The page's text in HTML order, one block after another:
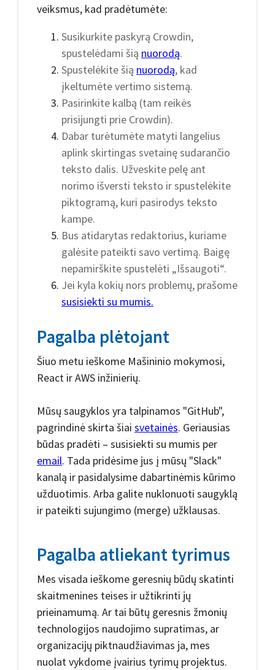
veiksmus, kad pradėtumėte:
Susikurkite paskyrą Crowdin,
spustelėdami šią nuorodą.
Spustelėkite šią nuorodą, kad
įkeltumėte vertimo sistemą.
Pasirinkite kalbą (tam reikės
prisijungti prie Crowdin).
Dabar turėtumėte matyti langelius
aplink skirtingas svetainę sudarančio
teksto dalis. Užveskite pelę ant
norimo išversti teksto ir spustelėkite
piktogramą, kuri pasirodys teksto
kampe.
Bus atidarytas redaktorius, kuriame
galėsite pateikti savo vertimą. Baigę
nepamirškite spustelėti „Išsaugoti“.
Jei kyla kokių nors problemų, prašome
susisiekti su mumis.
Pagalba plėtojant
Šiuo metu ieškome Mašininio mokymosi,
React ir AWS inžinierių.
Mūsų saugyklos yra talpinamos "GitHub",
pagrindinė skirta šiai svetainės. Geriausias
būdas pradėti – susisiekti su mumis per
email. Tada pridėsime jus į mūsų "Slack"
kanalą ir pasidalysime dabartinėmis kūrimo
užduotimis. Arba galite nuklonuoti saugyklą
ir pateikti sujungimo (merge) užklausas.
Pagalba atliekant tyrimus
Mes visada ieškome geresnių būdų skatinti
skaitmenines teises ir užtikrinti jų
prieinamumą. Ar tai būtų geresnis žmonių
technologijos naudojimo supratimas, ar
organizacijų piktnaudžiavimas ja, mes
nuolat vykdome įvairius tyrimų projektus.